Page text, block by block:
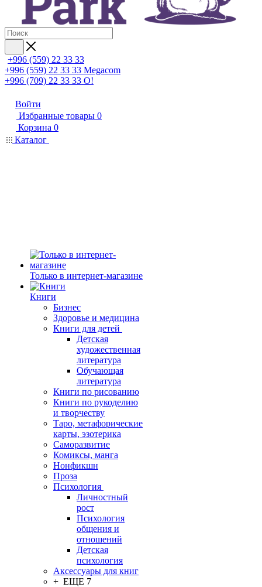
+996 (559) 22 33 33
+996 (559) 22 33 33 Megacom
+996 (709) 22 33 33 O!
Войти
Избранные товары 0
Корзина 0
Каталог
Только в интернет-магазине
Книги
Бизнес
Здоровье и медицина
Книги для детей
Детская
художественная
литература
Обучающая
литература
Книги по рисованию
Книги по рукоделию
и творчеству
Таро, метафорические
карты, эзотерика
Саморазвитие
Комиксы, манга
Нонфикшн
Проза
Психология
Личностный
рост
Психология
общения и
отношений
Детская
психология
Аксессуары для книг
+ ЕЩЕ 7